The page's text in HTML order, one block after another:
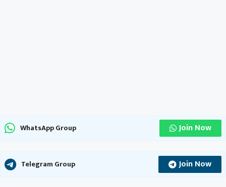
WhatsApp Group Join Now
Telegram Group Join Now